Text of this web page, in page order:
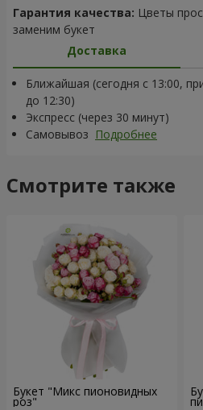
Гарантия качества: Цветы
заменим букет
Доставка
Ближайшая (сегодня с 13:00,
до 12:30)
Экспресс (через 30 минут)
Самовывоз Подробнее
Смотрите также
Букет "Микс пионовидных
роз"